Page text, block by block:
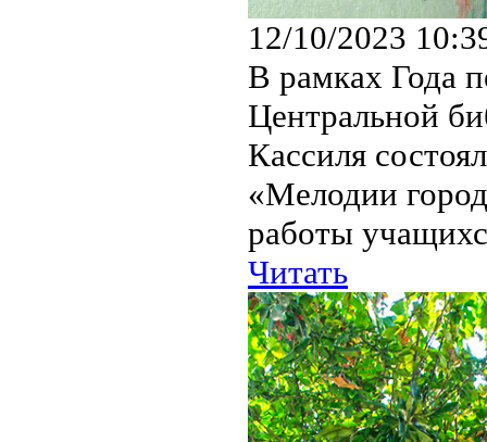
12/10/2023
В рамках Года
Центральной
Кассиля
«Мелодии
работы
Читать